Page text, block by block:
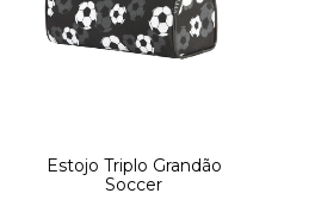
Estojo Triplo Grandão
Soccer